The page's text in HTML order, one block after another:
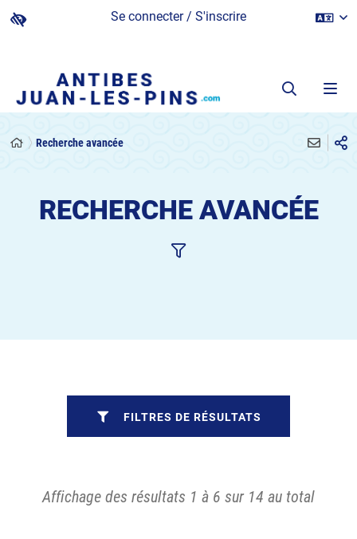
Se connecter / S'inscrire
Recherche avancée
RECHERCHE AVANCÉE
Affichage des résultats 1 à 6 sur 14 au total
FILTRES DE RÉSULTATS